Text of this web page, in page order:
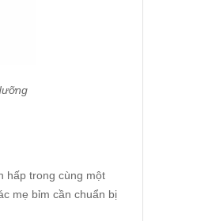
hấp trong cùng một
mẹ bỉm cần chuẩn bị